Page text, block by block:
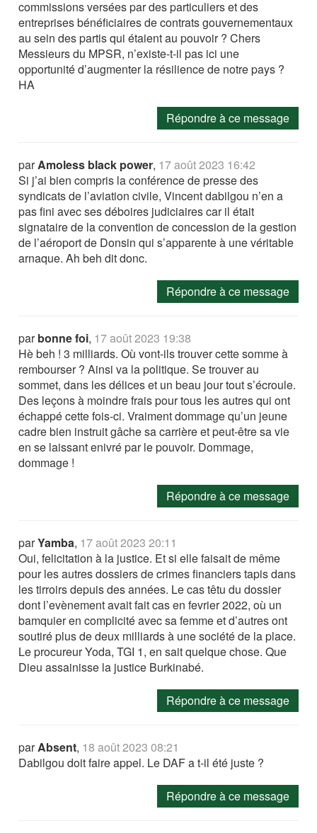
commissions versées par des particuliers et des
entreprises bénéficiaires de contrats gouvernementaux
au sein des partis qui étaient au pouvoir ? Chers
Messieurs du MPSR, n’existe-t-il pas ici une
opportunité d’augmenter la résilience de notre pays ?
HA
Répondre à ce message
parAmoless black power, 17 août 2023 16:42
Si j’ai bien compris la conférence de presse des
syndicats de l’aviation civile, Vincent dabilgou n’en a
pas fini avec ses déboires judiciaires car il était
signataire de la convention de concession de la gestion
de l’aéroport de Donsin qui s’apparente à une véritable
arnaque. Ah beh dit donc.
Répondre à ce message
parbonne foi, 17 août 2023 19:38
Hè beh ! 3 milliards. Où vont-ils trouver cette somme à
rembourser ? Ainsi va la politique. Se trouver au
sommet, dans les délices et un beau jour tout s’écroule.
Des leçons à moindre frais pour tous les autres qui ont
échappé cette fois-ci. Vraiment dommage qu’un jeune
cadre bien instruit gâche sa carrière et peut-être sa vie
en se laissant enivré par le pouvoir. Dommage,
dommage !
Répondre à ce message
parYamba, 17 août 2023 20:11
Oui, felicitation à la justice. Et si elle faisait de même
pour les autres dossiers de crimes financiers tapis dans
les tirroirs depuis des années. Le cas têtu du dossier
dont l’evènement avait fait cas en fevrier 2022, où un
bamquier en complicité avec sa femme et d’autres ont
soutiré plus de deux milliards à une société de la place.
Le procureur Yoda, TGI 1, en sait quelque chose. Que
Dieu assainisse la justice Burkinabé.
Répondre à ce message
parAbsent, 18 août 2023 08:21
Dabilgou doit faire appel. Le DAF a t-il été juste ?
Répondre à ce message